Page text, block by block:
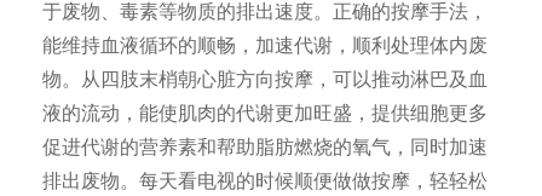
于废物、毒素等物质的排出速度。正确的按摩手法，
能维持血液循环的顺畅，加速代谢，顺利处理体内废
物。从四肢末梢朝心脏方向按摩，可以推动淋巴及血
液的流动，能使肌肉的代谢更加旺盛，提供细胞更多
促进代谢的营养素和帮助脂肪燃烧的氧气，同时加速
排出废物。每天看电视的时候顺便做做按摩，轻轻松